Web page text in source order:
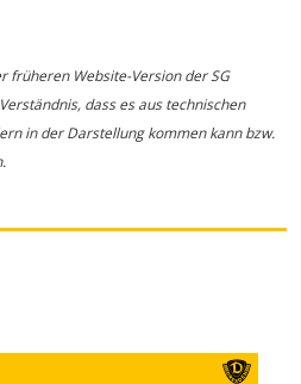
früheren Website-Version der SG
dass es aus technischen
in der Darstellung kommen kann bzw.